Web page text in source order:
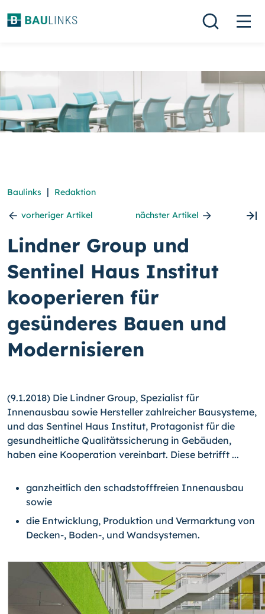
Baulinks | Redaktion
vorheriger Artikel nächster Artikel
Lindner Group und
Sentinel Haus Institut
kooperieren für
gesünderes Bauen und
Modernisieren
(9.1.2018) Die Lindner Group, Spezialist für
Innenausbau sowie Hersteller zahlreicher Bausysteme,
und das Sentinel Haus Institut, Protagonist für die
gesundheitliche Qualitätssicherung in Gebäuden,
haben eine Kooperation vereinbart. Diese betrifft ...
ganzheitlich den schadstofffreien Innenausbau
sowie
die Entwicklung, Produktion und Vermarktung von
Decken-, Boden-, und Wandsystemen.